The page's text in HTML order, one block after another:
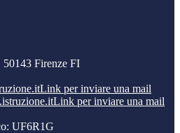
Firenze FI
Link per inviare una mail
Link per inviare una mail
UF6R1G